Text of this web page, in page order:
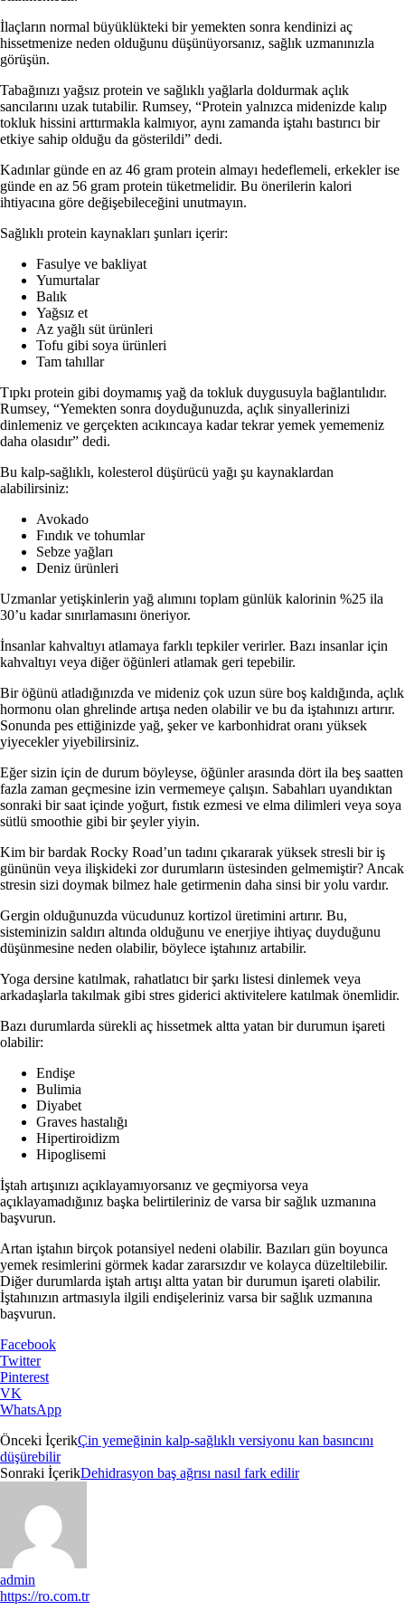
İlaçların normal büyüklükteki bir yemekten sonra kendinizi aç
hissetmenize neden olduğunu düşünüyorsanız, sağlık uzmanınızla
görüşün.
Tabağınızı yağsız protein ve sağlıklı yağlarla doldurmak açlık
sancılarını uzak tutabilir. Rumsey, “Protein yalnızca midenizde kalıp
tokluk hissini arttırmakla kalmıyor, aynı zamanda iştahı bastırıcı bir
etkiye sahip olduğu da gösterildi” dedi.
Kadınlar günde en az 46 gram protein almayı hedeflemeli, erkekler ise
günde en az 56 gram protein tüketmelidir. Bu önerilerin kalori
ihtiyacına göre değişebileceğini unutmayın.
Sağlıklı protein kaynakları şunları içerir:
Fasulye ve bakliyat
Yumurtalar
Balık
Yağsız et
Az yağlı süt ürünleri
Tofu gibi soya ürünleri
Tam tahıllar
Tıpkı protein gibi doymamış yağ da tokluk duygusuyla bağlantılıdır.
Rumsey, “Yemekten sonra doyduğunuzda, açlık sinyallerinizi
dinlemeniz ve gerçekten acıkıncaya kadar tekrar yemek yememeniz
daha olasıdır” dedi.
Bu kalp-sağlıklı, kolesterol düşürücü yağı şu kaynaklardan
alabilirsiniz:
Avokado
Fındık ve tohumlar
Sebze yağları
Deniz ürünleri
Uzmanlar yetişkinlerin yağ alımını toplam günlük kalorinin %25 ila
30’u kadar sınırlamasını öneriyor.
İnsanlar kahvaltıyı atlamaya farklı tepkiler verirler. Bazı insanlar için
kahvaltıyı veya diğer öğünleri atlamak geri tepebilir.
Bir öğünü atladığınızda ve mideniz çok uzun süre boş kaldığında, açlık
hormonu olan ghrelinde artışa neden olabilir ve bu da iştahınızı artırır.
Sonunda pes ettiğinizde yağ, şeker ve karbonhidrat oranı yüksek
yiyecekler yiyebilirsiniz.
Eğer sizin için de durum böyleyse, öğünler arasında dört ila beş saatten
fazla zaman geçmesine izin vermemeye çalışın. Sabahları uyandıktan
sonraki bir saat içinde yoğurt, fıstık ezmesi ve elma dilimleri veya soya
sütlü smoothie gibi bir şeyler yiyin.
Kim bir bardak Rocky Road’un tadını çıkararak yüksek stresli bir iş
gününün veya ilişkideki zor durumların üstesinden gelmemiştir? Ancak
stresin sizi doymak bilmez hale getirmenin daha sinsi bir yolu vardır.
Gergin olduğunuzda vücudunuz kortizol üretimini artırır. Bu,
sisteminizin saldırı altında olduğunu ve enerjiye ihtiyaç duyduğunu
düşünmesine neden olabilir, böylece iştahınız artabilir.
Yoga dersine katılmak, rahatlatıcı bir şarkı listesi dinlemek veya
arkadaşlarla takılmak gibi stres giderici aktivitelere katılmak önemlidir.
Bazı durumlarda sürekli aç hissetmek altta yatan bir durumun işareti
olabilir:
Endişe
Bulimia
Diyabet
Graves hastalığı
Hipertiroidizm
Hipoglisemi
İştah artışınızı açıklayamıyorsanız ve geçmiyorsa veya
açıklayamadığınız başka belirtileriniz de varsa bir sağlık uzmanına
başvurun.
Artan iştahın birçok potansiyel nedeni olabilir. Bazıları gün boyunca
yemek resimlerini görmek kadar zararsızdır ve kolayca düzeltilebilir.
Diğer durumlarda iştah artışı altta yatan bir durumun işareti olabilir.
İştahınızın artmasıyla ilgili endişeleriniz varsa bir sağlık uzmanına
başvurun.
Facebook
Twitter
Pinterest
VK
WhatsApp
Önceki İçerikÇin yemeğinin kalp-sağlıklı versiyonu kan basıncını
düşürebilir
Sonraki İçerikDehidrasyon baş ağrısı nasıl fark edilir
admin
https://ro.com.tr